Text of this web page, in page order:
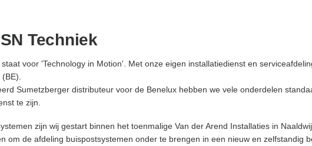
Techniek
staat voor 'Technology in Motion'. Met onze eigen installatiedienst en
Sumetzberger distributeur voor de Benelux hebben we vele onderdelen
te zijn.
zijn wij gestart binnen het toenmalige Van der Arend Installaties in
om de afdeling buispostsystemen onder te brengen in een nieuw en zelfstandig